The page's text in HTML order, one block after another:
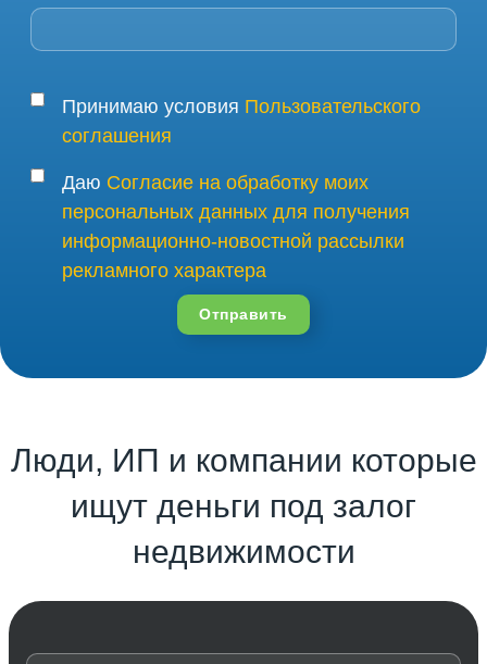
Принимаю условия Пользовательского
соглашения
Даю Согласие на обработку моих
персональных данных для получения
информационно-новостной рассылки
рекламного характера
Отправить
Люди, ИП и компании которые
ищут деньги под залог
недвижимости